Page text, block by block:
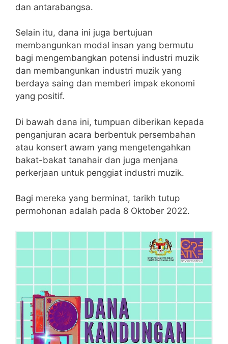
dan antarabangsa.
Selain itu, dana ini juga bertujuan
membangunkan modal insan yang bermutu
bagi mengembangkan potensi industri muzik
dan membangunkan industri muzik yang
berdaya saing dan memberi impak ekonomi
yang positif.
Di bawah dana ini, tumpuan diberikan kepada
penganjuran acara berbentuk persembahan
atau konsert awam yang mengetengahkan
bakat-bakat tanahair dan juga menjana
perkerjaan untuk penggiat industri muzik.
Bagi mereka yang berminat, tarikh tutup
permohonan adalah pada 8 Oktober 2022.